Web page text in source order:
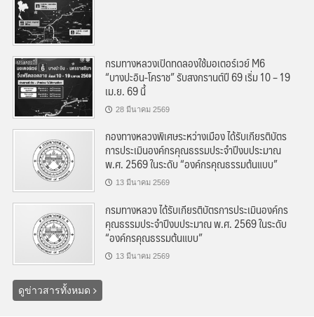
กรมทางหลวงเปิดทดลองใช้มอเตอร์เวย์ M6
“บางปะอิน-โคราช” รับสงกรานต์ปี 69 เริ่ม 10 – 19
เม.ย. 69 นี้
28 มีนาคม 2569
กองทางหลวงพิเศษระหว่างเมือง ได้รับเกียรติบัตร
การประเมินองค์กรคุณธรรมประจำปีงบประมาณ
พ.ศ. 2569 ในระดับ “องค์กรคุณธรรมต้นแบบ”
13 มีนาคม 2569
กรมทางหลวง ได้รับเกียรติบัตรการประเมินองค์กร
คุณธรรมประจำปีงบประมาณ พ.ศ. 2569 ในระดับ
“องค์กรคุณธรรมต้นแบบ”
13 มีนาคม 2569
ดูข่าวสารทั้งหมด